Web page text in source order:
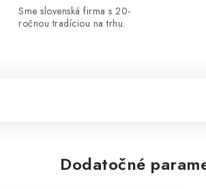
Sme slovenská firma s 20-
ročnou tradíciou na trhu.
Dodatočné